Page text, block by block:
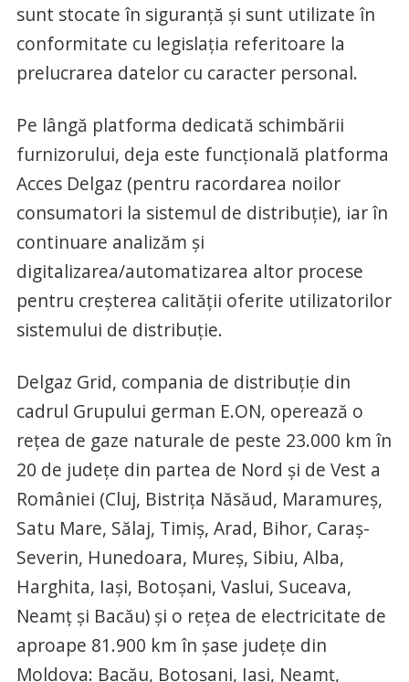
sunt stocate în siguranţă şi sunt utilizate în
conformitate cu legislaţia referitoare la
prelucrarea datelor cu caracter personal.
Pe lângă platforma dedicată schimbării
furnizorului, deja este funcţională platforma
Acces Delgaz (pentru racordarea noilor
consumatori la sistemul de distribuţie), iar în
continuare analizăm şi
digitalizarea/automatizarea altor procese
pentru creşterea calităţii oferite utilizatorilor
sistemului de distribuţie.
Delgaz Grid, compania de distribuţie din
cadrul Grupului german E.ON, operează o
reţea de gaze naturale de peste 23.000 km în
20 de judeţe din partea de Nord şi de Vest a
României (Cluj, Bistriţa Năsăud, Maramureş,
Satu Mare, Sălaj, Timiş, Arad, Bihor, Caraş-
Severin, Hunedoara, Mureş, Sibiu, Alba,
Harghita, Iaşi, Botoşani, Vaslui, Suceava,
Neamţ şi Bacău) şi o reţea de electricitate de
aproape 81.900 km în şase judeţe din
Moldova: Bacău, Botoşani, Iaşi, Neamţ,